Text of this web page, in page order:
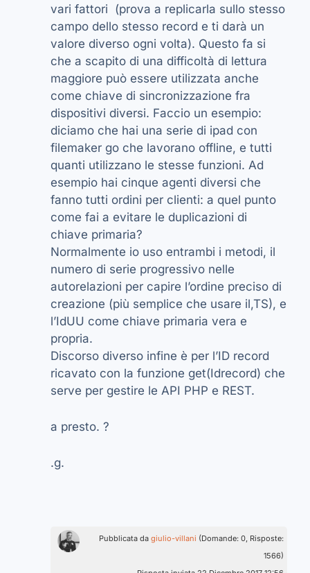
vari fattori (prova a replicarla sullo stesso
campo dello stesso record e ti darà un
valore diverso ogni volta). Questo fa si
che a scapito di una difficoltà di lettura
maggiore può essere utilizzata anche
come chiave di sincronizzazione fra
dispositivi diversi. Faccio un esempio:
diciamo che hai una serie di ipad con
filemaker go che lavorano offline, e tutti
quanti utilizzano le stesse funzioni. Ad
esempio hai cinque agenti diversi che
fanno tutti ordini per clienti: a quel punto
come fai a evitare le duplicazioni di
chiave primaria?
Normalmente io uso entrambi i metodi, il
numero di serie progressivo nelle
autorelazioni per capire l’ordine preciso di
creazione (più semplice che usare il,TS), e
l’IdUU come chiave primaria vera e
propria.
Discorso diverso infine è per l’ID record
ricavato con la funzione get(Idrecord) che
serve per gestire le API PHP e REST.
a presto. ?
.g.
Pubblicata da giulio-villani (Domande: 0, Risposte:
1566)